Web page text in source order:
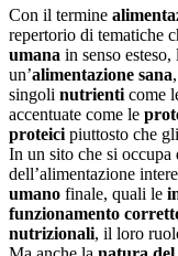
Con il termine
repertorio di tematiche
umana in senso esteso,
un’alimentazione sana
singoli nutrienti come
accentuate come le
proteici piuttosto che gli
In un sito che si occupa
dell’alimentazione
umano finale, quali le
funzionamento
nutrizionali, il loro